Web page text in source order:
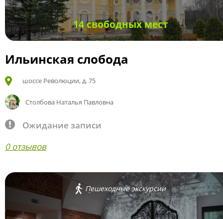
14 свободных мест
Ильинская слобода
шоссе Революции, д. 75
Столбова Наталья Павловна
Ожидание записи
0 отзывов
Пешеходные экскурсии